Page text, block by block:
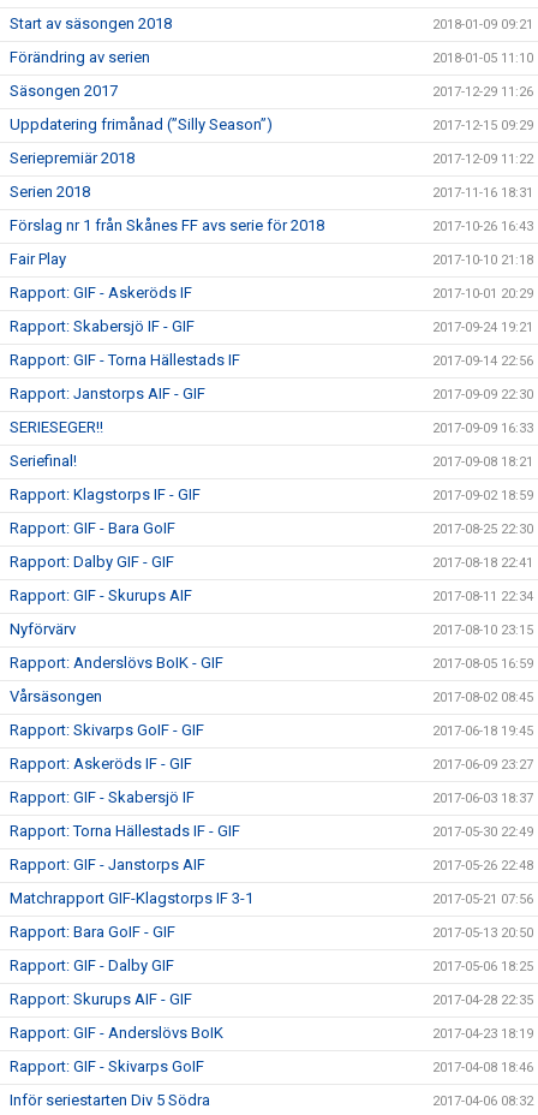
Start av säsongen 2018 2018-01-09 09:21
Förändring av serien 2018-01-05 11:10
Säsongen 2017 2017-12-29 11:26
Uppdatering frimånad (”Silly Season”) 2017-12-15 09:29
Seriepremiär 2018 2017-12-09 11:22
Serien 2018 2017-11-16 18:31
Förslag nr 1 från Skånes FF avs serie för 2018 2017-10-26 16:43
Fair Play 2017-10-10 21:18
Rapport: GIF - Askeröds IF 2017-10-01 20:29
Rapport: Skabersjö IF - GIF 2017-09-24 19:21
Rapport: GIF - Torna Hällestads IF 2017-09-14 22:56
Rapport: Janstorps AIF - GIF 2017-09-09 22:30
SERIESEGER!! 2017-09-09 16:33
Seriefinal! 2017-09-08 18:21
Rapport: Klagstorps IF - GIF 2017-09-02 18:59
Rapport: GIF - Bara GoIF 2017-08-25 22:30
Rapport: Dalby GIF - GIF 2017-08-18 22:41
Rapport: GIF - Skurups AIF 2017-08-11 22:34
Nyförvärv 2017-08-10 23:15
Rapport: Anderslövs BoIK - GIF 2017-08-05 16:59
Vårsäsongen 2017-08-02 08:45
Rapport: Skivarps GoIF - GIF 2017-06-18 19:45
Rapport: Askeröds IF - GIF 2017-06-09 23:27
Rapport: GIF - Skabersjö IF 2017-06-03 18:37
Rapport: Torna Hällestads IF - GIF 2017-05-30 22:49
Rapport: GIF - Janstorps AIF 2017-05-26 22:48
Matchrapport GIF-Klagstorps IF 3-1 2017-05-21 07:56
Rapport: Bara GoIF - GIF 2017-05-13 20:50
Rapport: GIF - Dalby GIF 2017-05-06 18:25
Rapport: Skurups AIF - GIF 2017-04-28 22:35
Rapport: GIF - Anderslövs BoIK 2017-04-23 18:19
Rapport: GIF - Skivarps GoIF 2017-04-08 18:46
Inför seriestarten Div 5 Södra 2017-04-06 08:32